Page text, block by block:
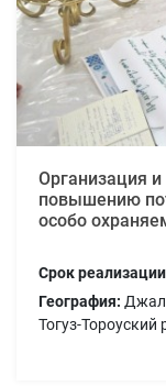
Организация
повышению
особо
Срок
География:
Тогуз-Тороуский